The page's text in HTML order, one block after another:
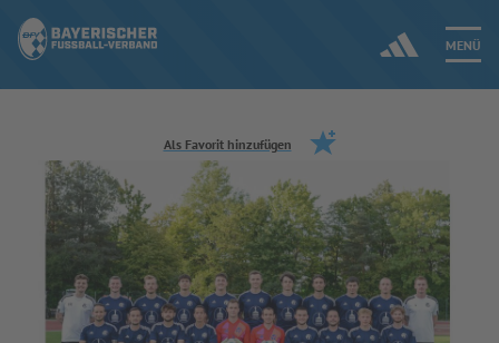
MENÜ
Jetzt einloggen
ERGEBNISSE & WETTBEWERBE
NEUIGKEITEN
SPIELBETRIEB & VERBANDSLEBEN
Als Favorit hinzufügen